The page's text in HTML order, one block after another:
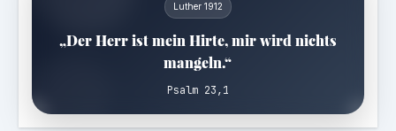
Luther 1912
„Der Herr ist mein Hirte, mir wird nichts
mangeln.“
Psalm 23,1